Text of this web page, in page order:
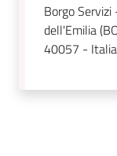
Borgo
dell'Emilia
40057 - Italia